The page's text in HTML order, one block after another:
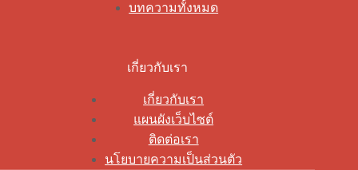
บทความทั้งหมด
เกี่ยวกับเรา
เกี่ยวกับเรา
แผนผังเว็บไซต์
ติดต่อเรา
นโยบายความเป็นส่วนตัว